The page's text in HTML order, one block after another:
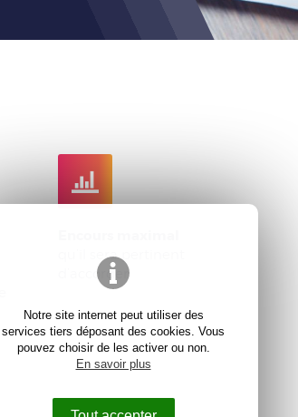
Notre site internet peut utiliser des
services tiers déposant des cookies. Vous
pouvez choisir de les activer ou non.
En savoir plus
qu’il sera pertinent
d’accorder